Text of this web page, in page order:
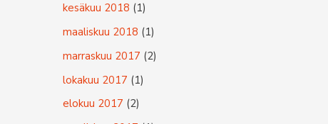
kesäkuu 2018 (1)
maaliskuu 2018 (1)
marraskuu 2017 (2)
lokakuu 2017 (1)
elokuu 2017 (2)